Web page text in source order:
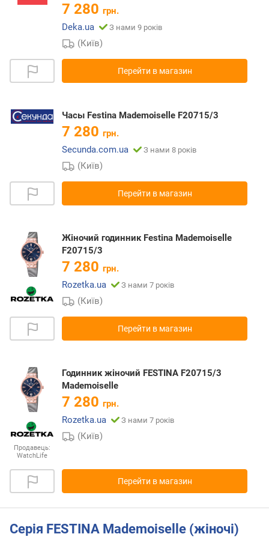
7 280 грн.
Deka.ua
З нами 9 років
(Київ)
Перейти в магазин
Часы Festina Mademoiselle F20715/3
7 280 грн.
Secunda.com.ua
З нами 8 років
(Київ)
Перейти в магазин
Жіночий годинник Festina Mademoiselle
F20715/3
7 280 грн.
Rozetka.ua
З нами 7 років
(Київ)
Перейти в магазин
Продавець:
WatchLife
Годинник жіночий FESTINA F20715/3
Mademoiselle
7 280 грн.
Rozetka.ua
З нами 7 років
(Київ)
Перейти в магазин
Серія FESTINA Mademoiselle (жіночі)